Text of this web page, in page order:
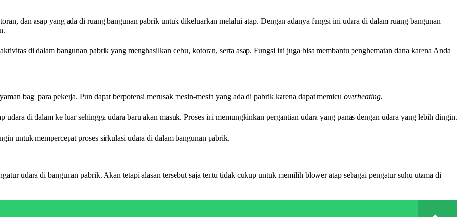
dan asap yang ada di ruang bangunan pabrik untuk dikeluarkan melalui atap. Dengan adanya fungsi ini udara di dalam ruang bangunan
di dalam bangunan pabrik yang menghasilkan debu, kotoran, serta asap. Fungsi ini juga bisa membantu penghematan dana karena Anda
bagi para pekerja. Pun dapat berpotensi merusak mesin-mesin yang ada di pabrik karena dapat memicu overheating.
udara di dalam ke luar sehingga udara baru akan masuk. Proses ini memungkinkan pergantian udara yang panas dengan udara yang lebih dingin.
untuk mempercepat proses sirkulasi udara di dalam bangunan pabrik.
udara di bangunan pabrik. Akan tetapi alasan tersebut saja tentu tidak cukup untuk memilih blower atap sebagai pengatur suhu utama di